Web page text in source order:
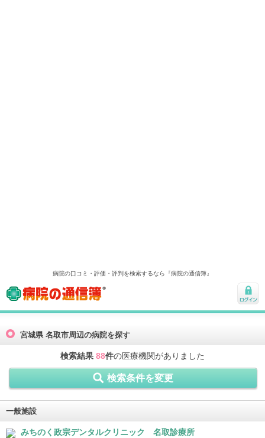
病院の口コミ・評価・評判を検索するなら『病院の通信簿』
病院の通信簿
ログ
宮城県 名取市周辺の病院を探す
検索結果 88件の医療機関がありました
検索条件を変更
一般施設
みちのく政宗デンタルクリニック 名取診療所